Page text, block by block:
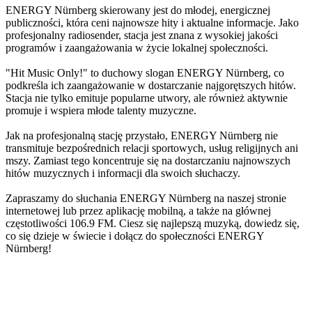
ENERGY Nürnberg skierowany jest do młodej, energicznej
publiczności, która ceni najnowsze hity i aktualne informacje. Jako
profesjonalny radiosender, stacja jest znana z wysokiej jakości
programów i zaangażowania w życie lokalnej społeczności.
"Hit Music Only!" to duchowy slogan ENERGY Nürnberg, co
podkreśla ich zaangażowanie w dostarczanie najgorętszych hitów.
Stacja nie tylko emituje popularne utwory, ale również aktywnie
promuje i wspiera młode talenty muzyczne.
Jak na profesjonalną stację przystało, ENERGY Nürnberg nie
transmituje bezpośrednich relacji sportowych, usług religijnych ani
mszy. Zamiast tego koncentruje się na dostarczaniu najnowszych
hitów muzycznych i informacji dla swoich słuchaczy.
Zapraszamy do słuchania ENERGY Nürnberg na naszej stronie
internetowej lub przez aplikację mobilną, a także na głównej
częstotliwości 106.9 FM. Ciesz się najlepszą muzyką, dowiedz się,
co się dzieje w świecie i dołącz do społeczności ENERGY
Nürnberg!